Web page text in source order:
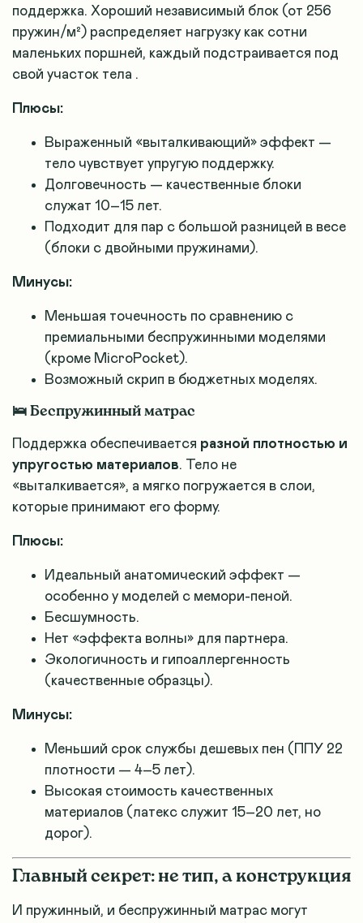
поддержка. Хороший независимый блок (от 256
пружин/м²) распределяет нагрузку как сотни
маленьких поршней, каждый подстраивается под
свой участок тела .
Плюсы:
Выраженный «выталкивающий» эффект —
тело чувствует упругую поддержку.
Долговечность — качественные блоки
служат 10–15 лет.
Подходит для пар с большой разницей в весе
(блоки с двойными пружинами).
Минусы:
Меньшая точечность по сравнению с
премиальными беспружинными моделями
(кроме MicroPocket).
Возможный скрип в бюджетных моделях.
🛌 Беспружинный матрас
Поддержка обеспечивается разной плотностью и
упругостью материалов. Тело не
«выталкивается», а мягко погружается в слои,
которые принимают его форму.
Плюсы:
Идеальный анатомический эффект —
особенно у моделей с мемори-пеной.
Бесшумность.
Нет «эффекта волны» для партнера.
Экологичность и гипоаллергенность
(качественные образцы).
Минусы:
Меньший срок службы дешевых пен (ППУ 22
плотности — 4–5 лет).
Высокая стоимость качественных
материалов (латекс служит 15–20 лет, но
дорог).
Главный секрет: не тип, а конструкция
И пружинный, и беспружинный матрас могут